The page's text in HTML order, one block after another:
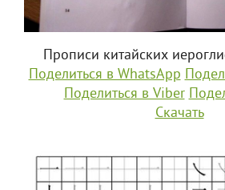
Прописи китайских
Поделиться в WhatsApp
Поделиться в Viber
Скачать